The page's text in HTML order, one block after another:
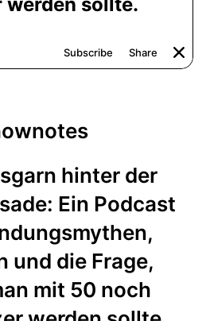
hinter der
Ein Podcast
und die Frage,
mit 50 noch